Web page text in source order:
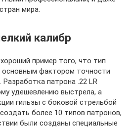
мира.
калибр
пример того, что тип
основным фактором точности
патрона .22 LR
удешевлению выстрела, а
гильзы с боковой стрельбой
более 10 типов патронов,
были созданы специальные